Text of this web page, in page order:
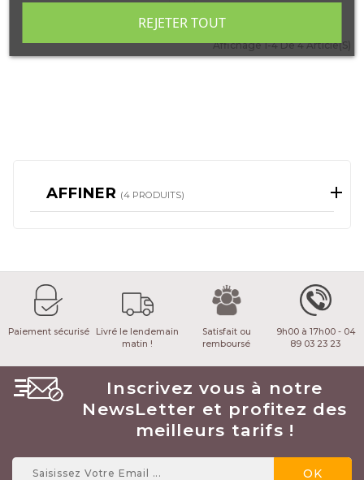
Affichage 1-4 De 4 Article(s)
AFFINER (4 PRODUITS)
Paiement sécurisé
Livré le lendemain
matin !
Satisfait ou
remboursé
9h00 à 17h00 - 04
89 03 23 23
Inscrivez vous à notre
NewsLetter et profitez des
meilleurs tarifs !
REJETER TOUT